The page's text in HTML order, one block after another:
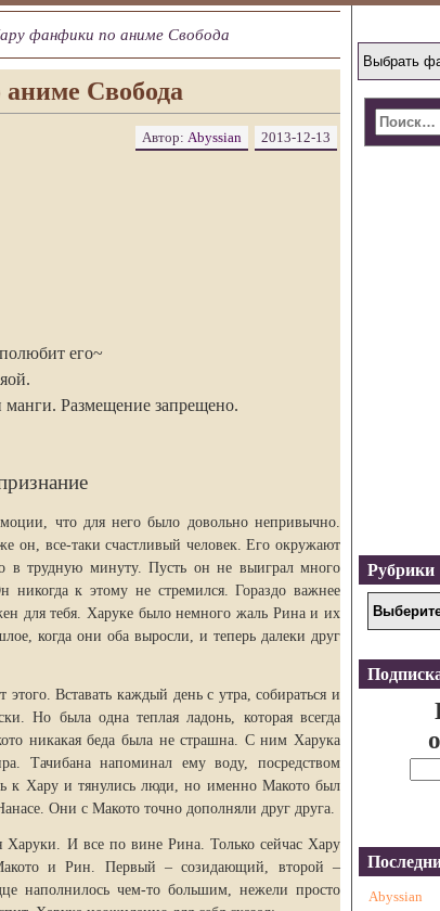
фанфики по аниме Свобода
Свобода
2013-12-13
Автор: Abyssian
его~
манги. Размещение запрещено.
что для него было довольно непривычно.
он, все-таки счастливый человек. Его окружают
в трудную минуту. Пусть он не выиграл много
к этому не стремился. Гораздо важнее
для тебя. Харуке было немного жаль Рина и их
когда они оба выросли, и теперь далеки друг
Вставать каждый день с утра, собираться и
Но была одна теплая ладонь, которая всегда
никакая беда была не страшна. С ним Харука
Тачибана напоминал ему воду, посредством
к Хару и тянулись люди, но именно Макото был
Они с Макото точно дополняли друг друга.
И все по вине Рина. Только сейчас Хару
и Рин. Первый – созидающий, второй –
наполнилось чем-то большим, нежели просто
Рубрики
Abyssian